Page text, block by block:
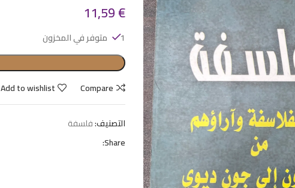
11,59€
1 متوفر في المخزون
Compare
Add to wishlist
التصنيف:فلسفة
Share: